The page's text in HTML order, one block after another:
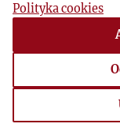
Polityka cookies
Ustawienia cookies